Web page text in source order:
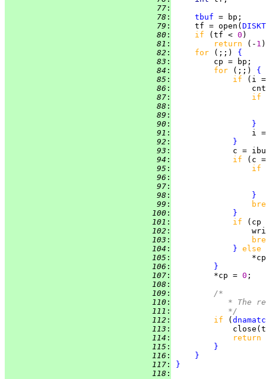
  77
:
  78
: tbuf
  79
:
     tf = open(
  80
: if (tf < 0
  81
: return (- 1
  82
: for (;;) {
  83
:
  84
: for (;;) {
  85
: if
(i
  86
:
  87
:
if
  88
:
  89
:
  90
:
}
  91
:
i
  92
:
}
  93
:
  94
: if
(c
  95
:
if
  96
:
  97
:
  98
:
}
  99
:
100 :
}
101 : if
(cp
102 :
103 :
104 : } else
105 :
106 :
}
107 :
         *cp =
0
108 :
109 :
/*
110 :
* The
111 :
		 */
112 : if (
113 :
114 :
return
115 :
}
116 :
}
117 :
}
118 :